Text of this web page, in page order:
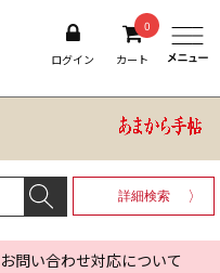
ログイン
0
カート
詳細検索
問い合わせ対応について